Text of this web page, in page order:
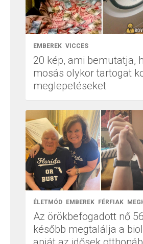
EMBEREK VICCES
20 kép, ami bemutatja,
mosás olykor tartogat
meglepetéseket
ÉLETMÓD EMBEREK FÉRFIAK
Az örökbefogadott nő
később megtalálja a